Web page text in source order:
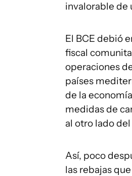
invalorable de
El BCE debió
fiscal
operaciones
países
de la
medidas de
al otro lado
Así, poco
las rebajas